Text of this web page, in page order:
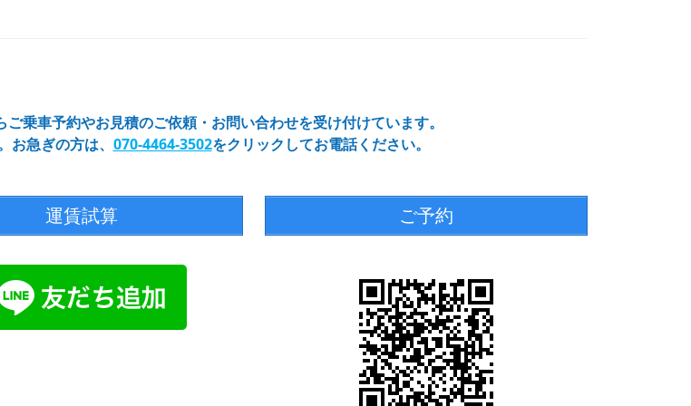
乗車予約やお見積のご依頼・お問い合わせを受け付けています。
急ぎの方は、 070-4464-3502をクリックしてお電話ください。
運賃試算 ご予約